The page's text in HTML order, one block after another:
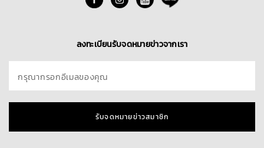
ลงทะเบียนรับจดหมายข่าวจากเรา
กรุณากรอกอีเมลของคุณ
รับจดหมายข่าวสมาชิก